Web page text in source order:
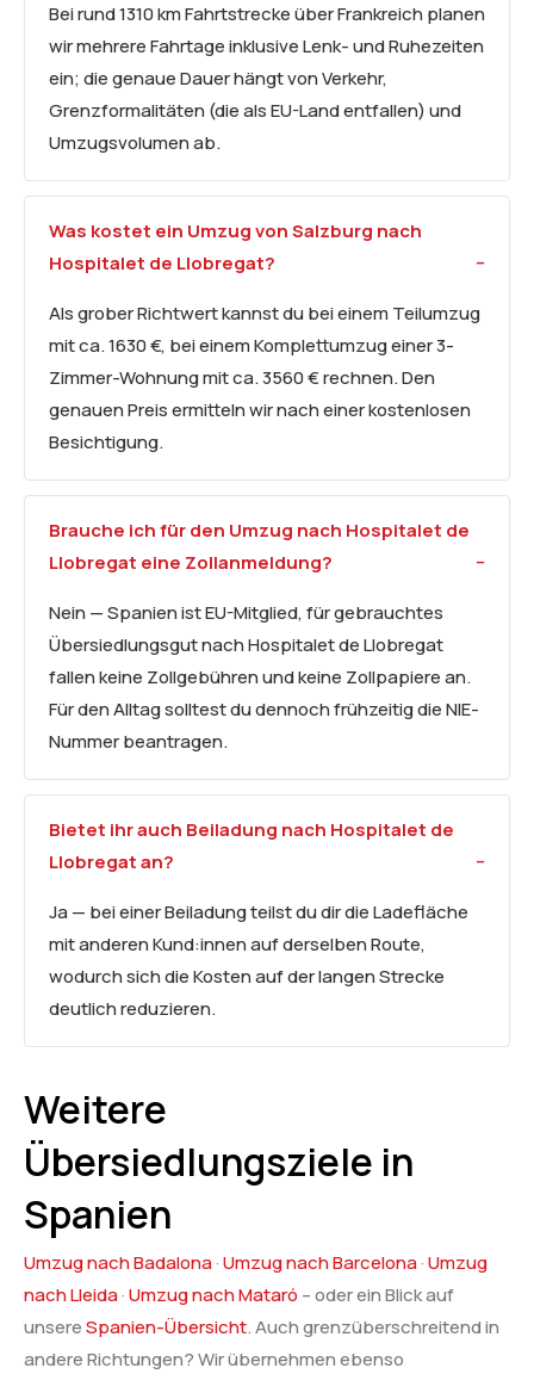
Bei rund 1310 km Fahrtstrecke über Frankreich planen
wir mehrere Fahrtage inklusive Lenk- und Ruhezeiten
ein; die genaue Dauer hängt von Verkehr,
Grenzformalitäten (die als EU-Land entfallen) und
Umzugsvolumen ab.
Was kostet ein Umzug von Salzburg nach
Hospitalet de Llobregat?
Als grober Richtwert kannst du bei einem Teilumzug
mit ca. 1630 €, bei einem Komplettumzug einer 3-
Zimmer-Wohnung mit ca. 3560 € rechnen. Den
genauen Preis ermitteln wir nach einer kostenlosen
Besichtigung.
Brauche ich für den Umzug nach Hospitalet de
Llobregat eine Zollanmeldung?
Nein — Spanien ist EU-Mitglied, für gebrauchtes
Übersiedlungsgut nach Hospitalet de Llobregat
fallen keine Zollgebühren und keine Zollpapiere an.
Für den Alltag solltest du dennoch frühzeitig die NIE-
Nummer beantragen.
Bietet ihr auch Beiladung nach Hospitalet de
Llobregat an?
Ja — bei einer Beiladung teilst du dir die Ladefläche
mit anderen Kund:innen auf derselben Route,
wodurch sich die Kosten auf der langen Strecke
deutlich reduzieren.
Weitere
Übersiedlungsziele in
Spanien
Umzug nach Badalona·Umzug nach Barcelona·Umzug
nach Lleida·Umzug nach Mataró – oder ein Blick auf
unsereSpanien-Übersicht. Auch grenzüberschreitend in
andere Richtungen? Wir übernehmen ebenso